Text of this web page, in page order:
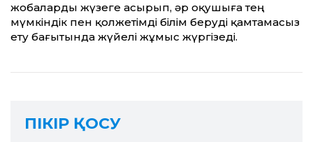
жобаларды жүзеге асырып, әр оқушыға тең
мүмкіндік пен қолжетімді білім беруді қамтамасыз
ету бағытында жүйелі жұмыс жүргізеді.
ПІКІР ҚОСУ